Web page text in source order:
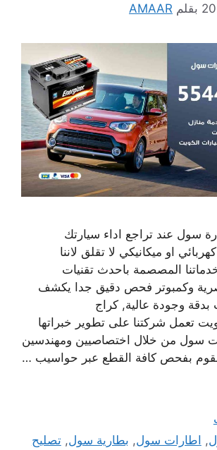
بقلم AMAAR
سول عند تراجع اداء سيارتك
او ميكانيكي لا تقلق لاننا
المصصمة باحدث تقنيات
وكمبوتر فحص دقيق جدا يكشف
بدقة وجودة عالية, كراج
تعمل شركتنا على تطوير خبراتها
سول من خلال اختصاصيين ومهندسين
بفحص كافة القطع عبر حواسيب …
, اطارات سول, بطارية سول,تصليح